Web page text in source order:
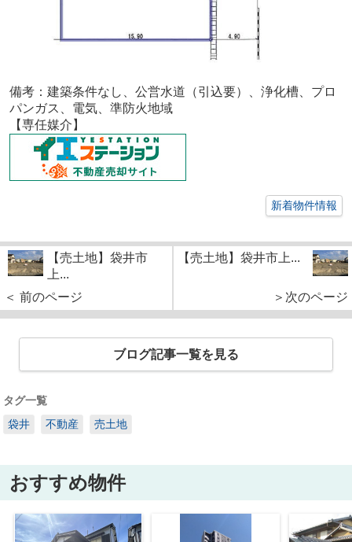
備考：建築条件なし、公営水道（引込要）、浄化槽、プロ
パンガス、電気、準防火地域
【専任媒介】
新着物件情報
【売土地】袋井市
上...
＜ 前のページ
【売土地】袋井市上...
＞次のページ
ブログ記事一覧を見る
タグ一覧
袋井
不動産 売土地
おすすめ物件